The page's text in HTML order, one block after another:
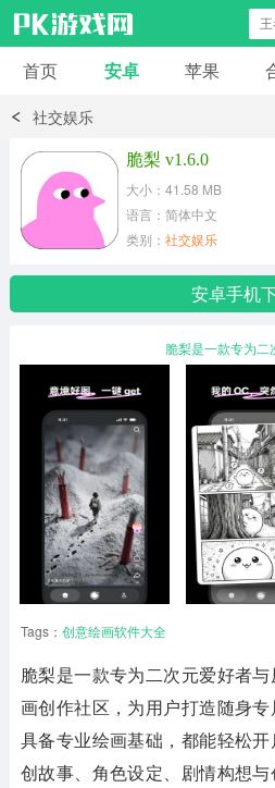
安卓应用
模拟经营
首页 安卓 苹果
社交娱乐
脆梨 v1.6.0
大小：41.58 MB
语言：简体中文
类别： 社交娱乐
安卓手机
脆梨是一款专为二
Tags： 创意绘画软件大全
脆梨是一款专为二次元爱好者
画创作社区，为用户打造随身
具备专业绘画基础，都能轻松
创故事、角色设定、剧情构想